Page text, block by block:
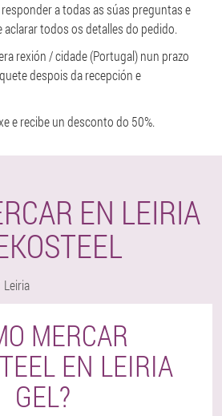
a todas as súas preguntas e
todos os detalles do pedido.
rexión / cidade (Portugal) nun prazo
despois da recepción e
e recibe un desconto do 50%.
EN LEIRIA
Leiria
MERCAR
EN LEIRIA
GEL?